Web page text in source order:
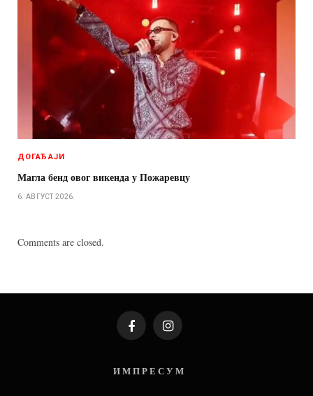
ДОГАЂАЈИ
Магла бенд овог викенда у Пожаревцу
6. АВГУСТ 2026.
Comments are closed.
FacebookInstagram
И М П Р Е С У М